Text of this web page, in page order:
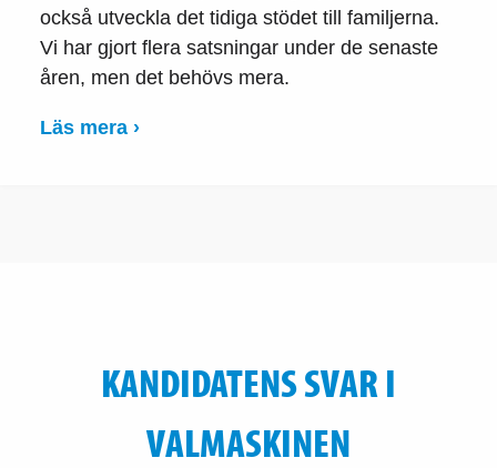
också utveckla det tidiga stödet till familjerna.
Vi har gjort flera satsningar under de senaste
åren, men det behövs mera.
Läs mera ›
KANDIDATENS SVAR I
VALMASKINEN